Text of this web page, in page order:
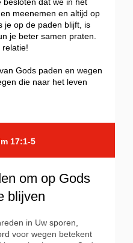
besloten dat we in het
meenemen en altijd op
je op de paden blijft, is
je beter samen praten.
relatie!
Gods paden en wegen
die naar het leven
17:1-5
om op Gods
blijven
in Uw sporen,
voor wegen betekent